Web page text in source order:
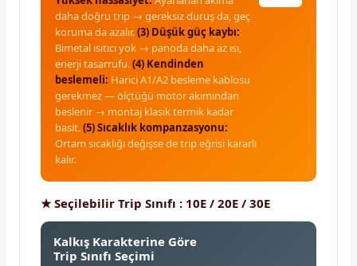
daha doğru trip → gereksiz duruş da, geç
koruma da azalır.(3) Düşük güç kaybı:
Bimetal ısıtıcı yok → panoda daha az ısı,
enerji tasarrufu.(4) Kendinden
beslemeli: Harici A1/A2 besleme kablosu
gerekmez — ölçtüğü motor akımından
beslenir → montaj klasik termik kadar
basit.(5) Sıcaklık kompanzasyonu:
Ortam sıcaklığı değişse de trip eğrisi kararlı
kalır.
★ Seçilebilir Trip Sınıfı : 10E / 20E / 30E
Kalkış Karakterine Göre
Trip Sınıfı Seçimi